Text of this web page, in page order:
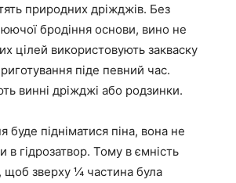
природних дріжджів. Без
бродіння основи, вино не
цілей використовують закваску
піде певний час.
винні дріжджі або родзинки.
буде підніматися піна, вона не
в гідрозатвор. Тому в ємність
щоб зверху ¼ частина була